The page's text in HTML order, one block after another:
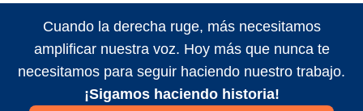
Cuando la derecha ruge, más necesitamos
amplificar nuestra voz. Hoy más que nunca te
necesitamos para seguir haciendo nuestro trabajo.
¡Sigamos haciendo historia!